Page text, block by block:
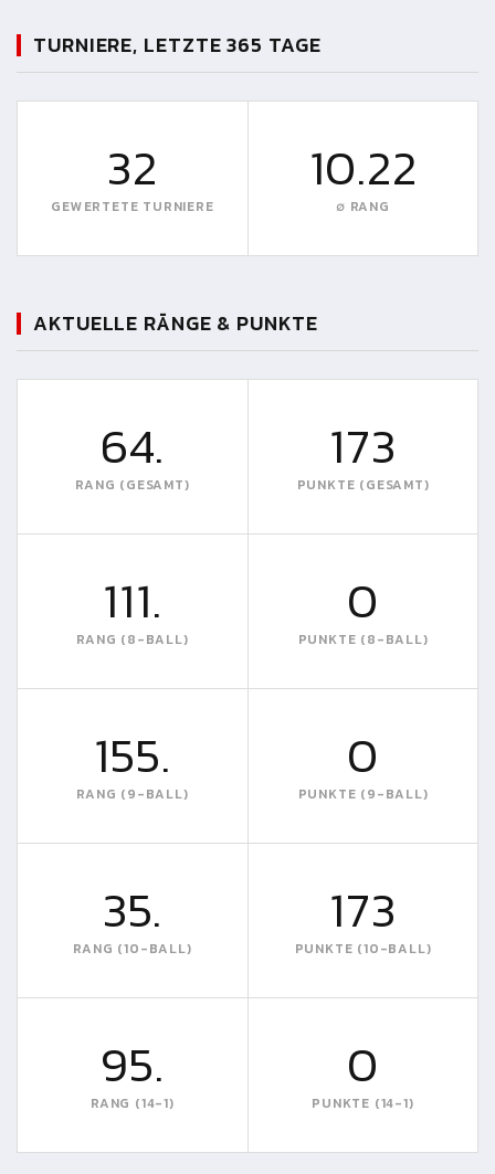
TURNIERE, LETZTE 365 TAGE
32
GEWERTETE TURNIERE
10.22
∅ RANG
AKTUELLE RÄNGE & PUNKTE
64.
RANG (GESAMT)
173
PUNKTE (GESAMT)
111.
RANG (8-BALL)
0
PUNKTE (8-BALL)
155.
RANG (9-BALL)
0
PUNKTE (9-BALL)
35.
RANG (10-BALL)
173
PUNKTE (10-BALL)
95.
RANG (14-1)
0
PUNKTE (14-1)